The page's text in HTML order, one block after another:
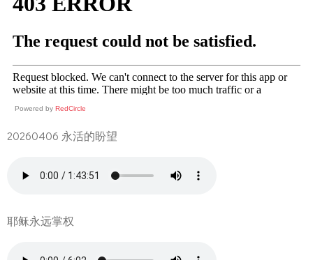
Powered by RedCircle
20260406 永活的盼望
耶稣永远掌权